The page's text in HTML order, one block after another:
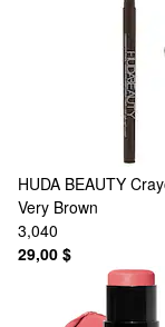
HUDA BEAUTY
Very Brown
3,040
29,00 $